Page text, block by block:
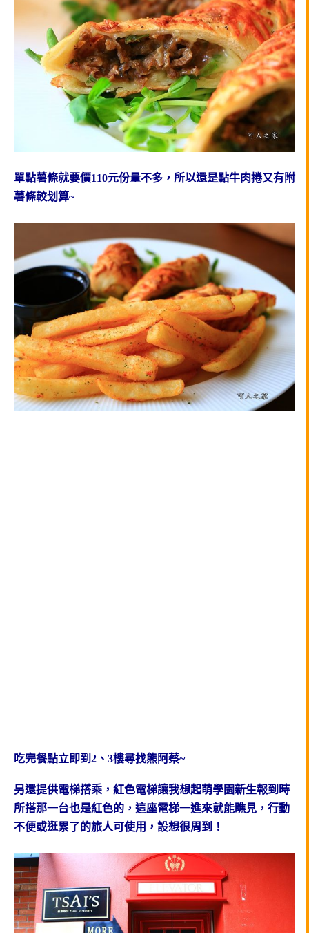
單點薯條就要價110元份量不多，所以還是點牛肉捲又有附
薯條較划算~
吃完餐點立即到2、3樓尋找熊阿蔡~
另還提供電梯搭乘，紅色電梯讓我想起萌學園新生報到時
所搭那一台也是紅色的，這座電梯一進來就能瞧見，行動
不便或逛累了的旅人可使用，設想很周到！